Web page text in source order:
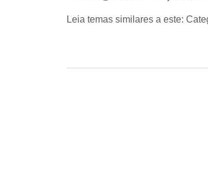
Leia temas similares a este: